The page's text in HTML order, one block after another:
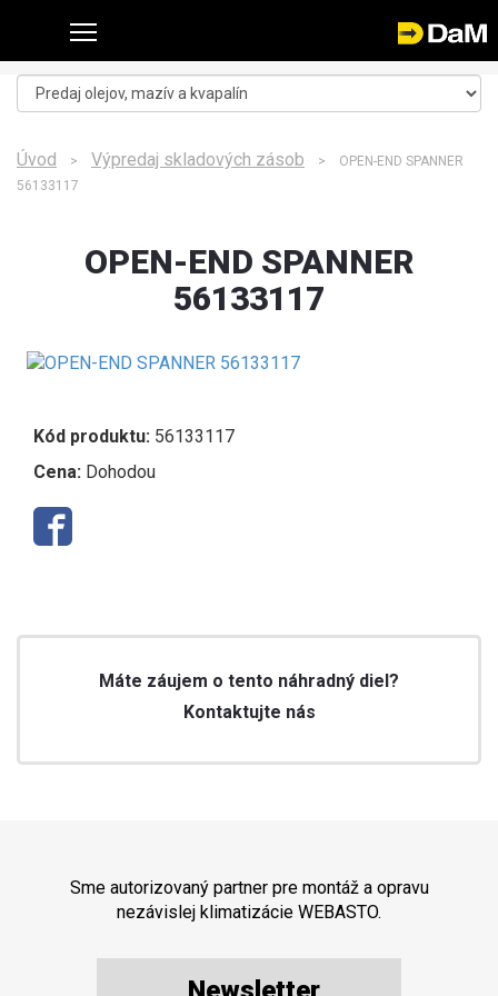
Úvod > Výpredaj skladových zásob > OPEN-END SPANNER
56133117
OPEN-END SPANNER
56133117
Kód produktu: 56133117
Cena: Dohodou
Máte záujem o tento náhradný diel?
Kontaktujte nás
Sme autorizovaný partner pre montáž a opravu
nezávislej klimatizácie WEBASTO.